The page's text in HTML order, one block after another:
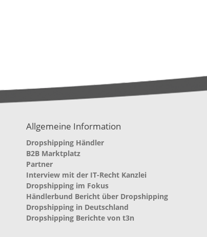
Allgemeine Information
Dropshipping Händler
B2B Marktplatz
Partner
Interview mit der IT-Recht Kanzlei
Dropshipping im Fokus
Händlerbund Bericht über Dropshipping
Dropshipping in Deutschland
Dropshipping Berichte von t3n